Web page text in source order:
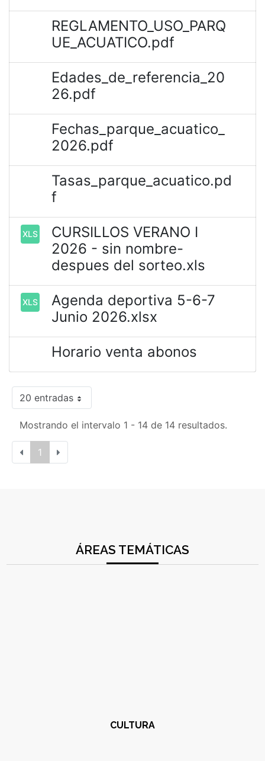
REGLAMENTO_USO_PARQ
UE_ACUATICO.pdf
Edades_de_referencia_20
26.pdf
Fechas_parque_acuatico_
2026.pdf
Tasas_parque_acuatico.pd
f
XLS
CURSILLOS VERANO I
2026 - sin nombre-
despues del sorteo.xls
XLS
Agenda deportiva 5-6-7
Junio 2026.xlsx
Horario venta abonos
20 entradas
Mostrando el intervalo 1 - 14 de 14 resultados.
1
ÁREAS TEMÁTICAS
CULTURA